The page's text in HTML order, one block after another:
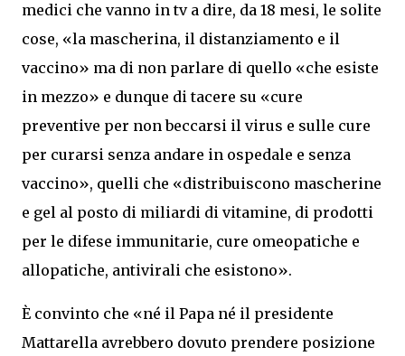
medici che vanno in tv a dire, da 18 mesi, le solite
cose, «la mascherina, il distanziamento e il
vaccino» ma di non parlare di quello «che esiste
in mezzo» e dunque di tacere su «cure
preventive per non beccarsi il virus e sulle cure
per curarsi senza andare in ospedale e senza
vaccino», quelli che «distribuiscono mascherine
e gel al posto di miliardi di vitamine, di prodotti
per le difese immunitarie, cure omeopatiche e
allopatiche, antivirali che esistono».
È convinto che «né il Papa né il presidente
Mattarella avrebbero dovuto prendere posizione